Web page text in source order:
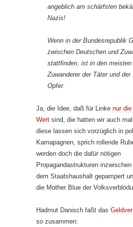
angeblich am schärfsten
Nazis!
Wenn in der Bundesrepublik
zwischen Deutschen und
stattfinden, ist in den meisten
Zuwanderer der Täter und
Opfer.
Ja, die Idee, daß für Linke nur
Wert sind, die hatten wir auch
diese lassen sich vorzüglich in
Kamapagnen, sprich rollende
werden doch die dafür nötigen
Propagandastrukturen
dem Staatshaushalt gepampert
die Mother Blue der
Hadmut Danisch faßt das
so zusammen: